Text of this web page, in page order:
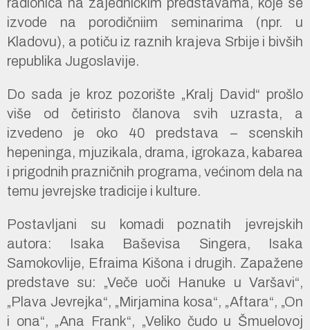
radionica na zajedničkim predstavama, koje se
izvode na porodičniim seminarima (npr. u
Kladovu), a potiču iz raznih krajeva Srbije i bivših
republika Jugoslavije.
Do sada je kroz pozorište „Kralj David“ prošlo
više od četiristo članova svih uzrasta, a
izvedeno je oko 40 predstava – scenskih
hepeninga, mjuzikala, drama, igrokaza, kabarea
i prigodnih prazničnih programa, većinom dela na
temu jevrejske tradicije i kulture.
Postavljani su komadi poznatih jevrejskih
autora: Isaka Baševisa Singera, Isaka
Samokovlije, Efraima Kišona i drugih. Zapažene
predstave su: „Veče uoči Hanuke u Varšavi“,
„Plava Jevrejka“, „Mirjamina kosa“, „Aftara“, „On
i ona“, „Ana Frank“, „Veliko čudo u Šmuelovoj